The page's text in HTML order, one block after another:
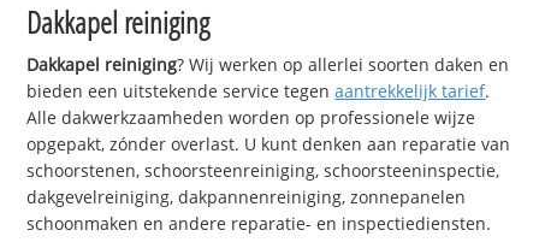
Dakkapel reiniging
Dakkapel reiniging? Wij werken op allerlei soorten daken en
bieden een uitstekende service tegenaantrekkelijk tarief.
Alle dakwerkzaamheden worden op professionele wijze
opgepakt, zónder overlast. U kunt denken aan reparatie van
schoorstenen, schoorsteenreiniging, schoorsteeninspectie,
dakgevelreiniging, dakpannenreiniging, zonnepanelen
schoonmaken en andere reparatie- en inspectiediensten.